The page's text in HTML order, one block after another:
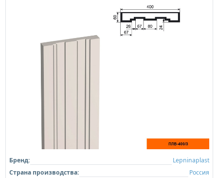
Бренд:
Lepninaplast
Страна производства:
Россия